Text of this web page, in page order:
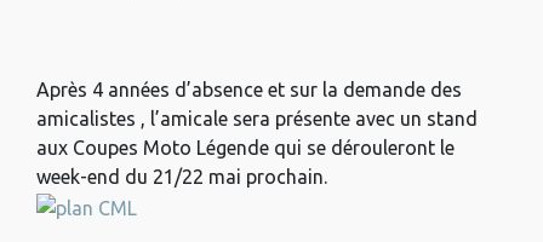
Après 4 années d’absence et sur la demande des
amicalistes , l’amicale sera présente avec un stand
aux Coupes Moto Légende qui se dérouleront le
week-end du 21/22 mai prochain.